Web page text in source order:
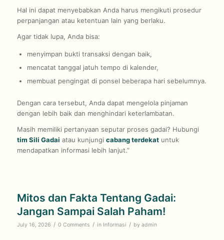
Hal ini dapat menyebabkan Anda harus mengikuti prosedur
perpanjangan atau ketentuan lain yang berlaku.
Agar tidak lupa, Anda bisa:
menyimpan bukti transaksi dengan baik,
mencatat tanggal jatuh tempo di kalender,
membuat pengingat di ponsel beberapa hari sebelumnya.
Dengan cara tersebut, Anda dapat mengelola pinjaman
dengan lebih baik dan menghindari keterlambatan.
Masih memiliki pertanyaan seputar proses gadai? Hubungi
tim Sili Gadai atau kunjungi cabang terdekatuntuk
mendapatkan informasi lebih lanjut.”
Mitos dan Fakta Tentang Gadai:
Jangan Sampai Salah Paham!
July 16, 2026 / 0 Comments / in Informasi / by admin